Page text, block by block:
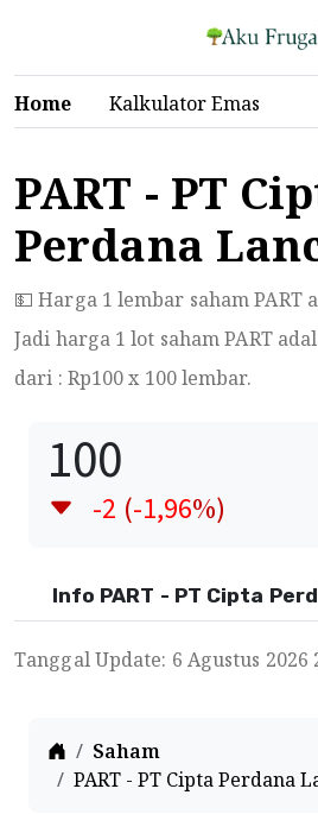
Home Kalkulator Emas
PART - PT
Perdana
💵 Harga 1 lembar saham PART
Jadi harga 1 lot saham PART
dari : Rp100x 100 lembar.
100
-2 (-1,96%)
Info PART - PT Cipta
Tanggal Update: 6 Agustus 2026
Home
Saham
PART - PT Cipta Perdana